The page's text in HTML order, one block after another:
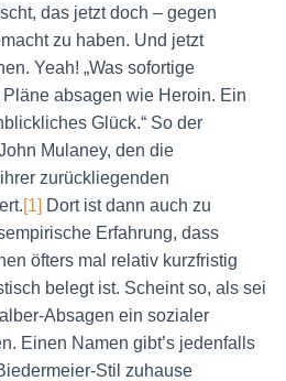
das jetzt doch – gegen
zu haben. Und jetzt
Yeah! „Was sofortige
absagen wie Heroin. Ein
Glück.“ So der
Mulaney, den die
zurückliegenden
[1] Dort ist dann auch zu
Erfahrung, dass
öfters mal relativ kurzfristig
belegt ist. Scheint so, als sei
Absagen ein sozialer
Einen Namen gibt’s jedenfalls
Stil zuhause